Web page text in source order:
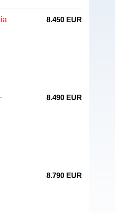
8.450 EUR
8.490 EUR
8.790 EUR